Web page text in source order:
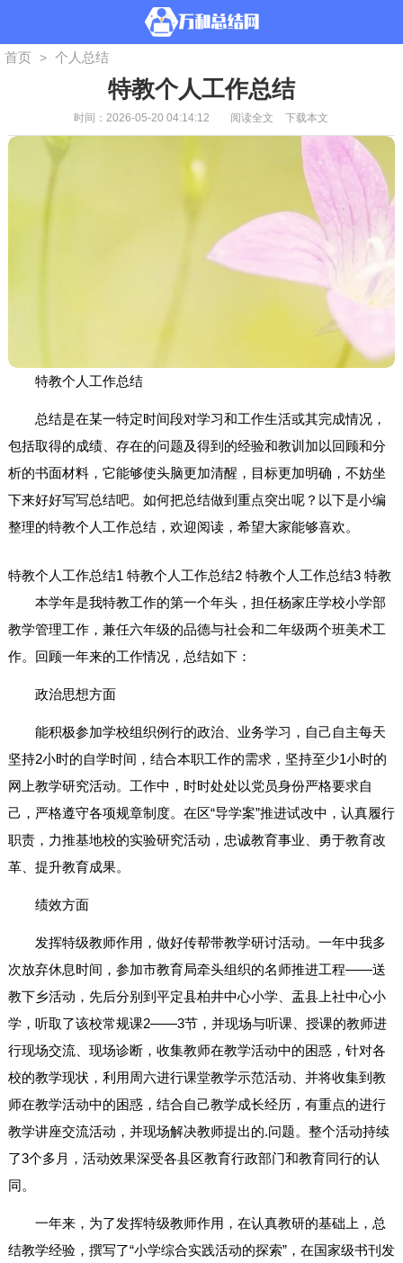
首页 > 个人总结
特教个人工作总结
时间：2026-05-20 04:14:12 阅读全文 下载本文
特教个人工作总结
总结是在某一特定时间段对学习和工作生活或其完成情况，
包括取得的成绩、存在的问题及得到的经验和教训加以回顾和分
析的书面材料，它能够使头脑更加清醒，目标更加明确，不妨坐
下来好好写写总结吧。如何把总结做到重点突出呢？以下是小编
整理的特教个人工作总结，欢迎阅读，希望大家能够喜欢。
特教个人工作总结1
本学年是我特教工作的第一个年头，担任杨家庄学校小学部
教学管理工作，兼任六年级的品德与社会和二年级两个班美术工
作。回顾一年来的工作情况，总结如下：
政治思想方面
能积极参加学校组织例行的政治、业务学习，自己自主每天
坚持2小时的自学时间，结合本职工作的需求，坚持至少1小时的
网上教学研究活动。工作中，时时处处以党员身份严格要求自
己，严格遵守各项规章制度。在区“导学案”推进试改中，认真履行
职责，力推基地校的实验研究活动，忠诚教育事业、勇于教育改
革、提升教育成果。
绩效方面
发挥特级教师作用，做好传帮带教学研讨活动。一年中我多
次放弃休息时间，参加市教育局牵头组织的名师推进工程——送
教下乡活动，先后分别到平定县柏井中心小学、盂县上社中心小
学，听取了该校常规课2——3节，并现场与听课、授课的教师进
行现场交流、现场诊断，收集教师在教学活动中的困惑，针对各
校的教学现状，利用周六进行课堂教学示范活动、并将收集到教
师在教学活动中的困惑，结合自己教学成长经历，有重点的进行
教学讲座交流活动，并现场解决教师提出的.问题。整个活动持续
了3个多月，活动效果深受各县区教育行政部门和教育同行的认
同。
一年来，为了发挥特级教师作用，在认真教研的基础上，总
结教学经验，撰写了“小学综合实践活动的探索”，在国家级书刊发
特教个人工作总结2 特教个人工作总结3 特教